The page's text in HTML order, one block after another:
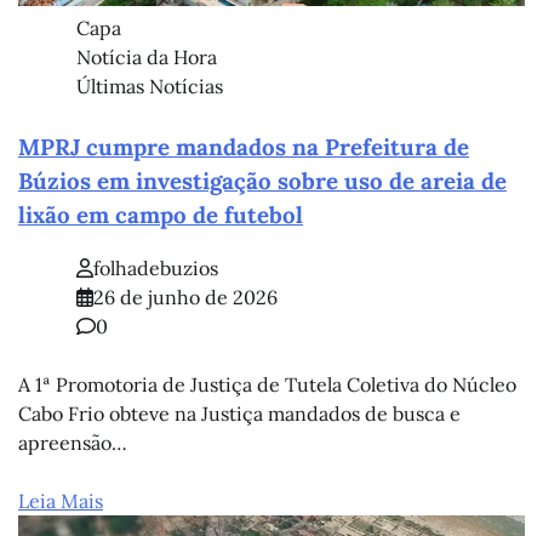
Capa
Notícia da Hora
Últimas Notícias
MPRJ cumpre mandados na Prefeitura de
Búzios em investigação sobre uso de areia de
lixão em campo de futebol
folhadebuzios
26 de junho de 2026
0
A 1ª Promotoria de Justiça de Tutela Coletiva do Núcleo
Cabo Frio obteve na Justiça mandados de busca e
apreensão…
Leia Mais